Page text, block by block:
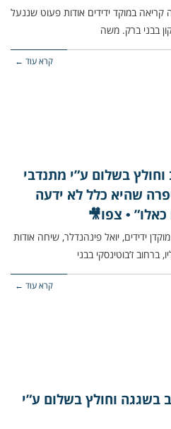
10:26, התקבלה קריאה במוקד ידידים אודות פעוט שננעל
בבני ברק. משה
קרא עוד ←
בשלום ע”י מתנדבי
שהיא כלל לא ידעה
• צפו🎥
בשעה 21:42, קיבל מוקדן ידידים, יואל פינהנדלר, שיחה אודות
ז’בוטינסקי בבני
קרא עוד ←
בשגגה וחולץ בשלום ע”י